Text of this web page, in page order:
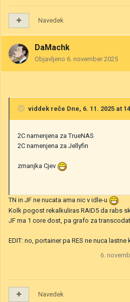
Navedek
DaMachk
Objavljeno 6. november 2025
viddek reče Dne, 6. 11. 2025 at
2C namenjena za TrueNAS
2C namenjena za Jellyfin
zmanjka Cjev
TN in JF ne nucata ama nic v idle-u
Kolk pogost rekalkuliras RAID5 da rabs
JF ma 1 core dost, pa grafo za
EDIT: no, portainer pa RES ne nuca lastne
6.
Navedek